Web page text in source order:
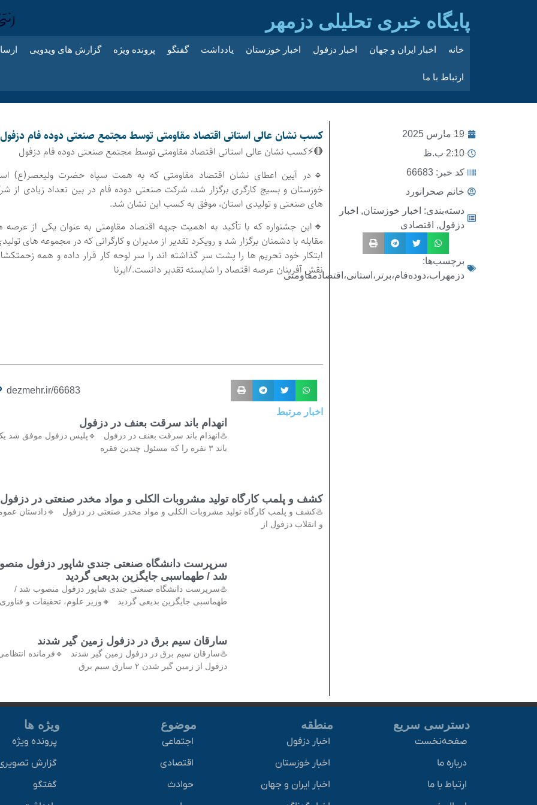
پایگاه خبری تحلیلی دزمهر
خانه اخبار ایران و جهان اخبار دزفول اخبار خوزستان یادداشت گفتگو پرونده ویژه گزارش های ویدویی
ارتباط با ما
19 مارس 2025
2:10 ب.ظ
کد خبر: 66683
خانم صحرانورد
دسته‌بندی: اخبار خوزستان, اخبار
دزفول, اقتصادی
برچسب‌ها:
دزمهراب،دوده‌فام،برتر،استانی،اقتصاد‌مقاومتی
کسب نشان عالی استانی اقتصاد مقاومتی توسط مجتمع صنعتی دوده فام دزفول
🔴⚡کسب نشان عالی استانی اقتصاد مقاومتی توسط مجتمع صنعتی دوده فام دزفول
🔹در آیین اعطای نشان اقتصاد مقاومتی که به همت سپاه حضرت ولیعصر(ع)
خوزستان و بسیج کارگری برگزار شد، شرکت صنعتی دوده فام در بین تعداد زیادی از
های صنعتی و تولیدی استان، موفق به کسب این نشان شد.
🔹این جشنواره که با تأکید به اهمیت جبهه اقتصاد مقاومتی به عنوان یکی از عرصه
مقابله با دشمنان برگزار شد و رویکرد تقدیر از مدیران و کارگرانی که در مجموعه های
ابتکار خود تحریم ها را پشت سر گذاشته اند را سر لوحه کار قرار داده و همه
نقش آفرینان عرصه اقتصاد را شایسته تقدیر دانست./ایرنا
dezmehr.ir/66683
اخبار مرتبط
انهدام باند سرقت بعنف در دزفول
♨️انهدام باند سرقت بعنف در دزفول 🔹پلیس دزفول موفق شد
باند ۳ نفره را که مسئول چندین فقره
کشف و پلمب کارگاه تولید مشروبات الکلی و مواد مخدر صنعتی در دزفول
♨️کشف و پلمب کارگاه تولید مشروبات الکلی و مواد مخدر صنعتی در دزفول 🔹دادستان
و انقلاب دزفول از
سرپرست دانشگاه صنعتی جندی شاپور دزفول
شد / طهماسبی جایگزین بدیعی گردید
♨️سرپرست دانشگاه صنعتی جندی شاپور دزفول منصوب شد /
طهماسبی جایگزین بدیعی گردید 🔸وزیر علوم، تحقیقات و فناوری
سارقان سیم برق در دزفول زمین گیر شدند
♨️سارقان سیم برق در دزفول زمین گیر شدند 🔹فرمانده
دزفول از زمین گیر شدن ۲ سارق سیم برق
دسترسی سریع
صفحه‌نخست
درباره ما
ارتباط با ما
منطقه
اخبار دزفول
اخبار خوزستان
اخبار ایران و جهان
موضوع
اجتماعی
اقتصادی
حوادث
ویژه ها
پرونده ویژه
گزارش
گفتگو